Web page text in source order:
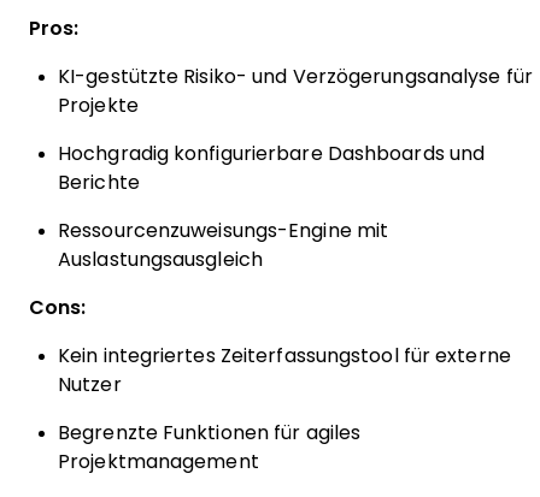
Pros:
KI-gestützte Risiko- und Verzögerungsanalyse für
Projekte
Hochgradig konfigurierbare Dashboards und
Berichte
Ressourcenzuweisungs-Engine mit
Auslastungsausgleich
Cons:
Kein integriertes Zeiterfassungstool für externe
Nutzer
Begrenzte Funktionen für agiles
Projektmanagement